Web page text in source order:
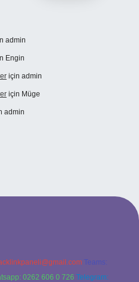
admin
Engin
için admin
için Müge
admin
Teams:
0262 606 0 726 Telegram: